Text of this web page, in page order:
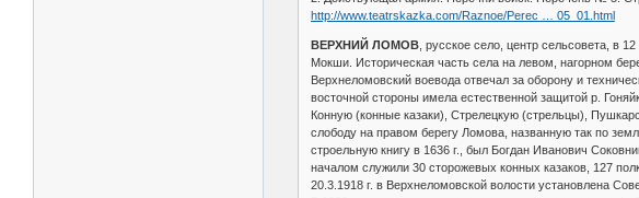
http://www.teatrskazka.com/Raznoe/Perec … 05_01.html
ВЕРХНИЙ ЛОМОВ, русское село, центр сельсовета, в
Мокши. Историческая часть села на левом, нагорном
Верхнеломовский воевода отвечал за оборону и
восточной стороны имела естественной защитой р.
Конную (конные казаки), Стрелецкую (стрельцы),
слободу на правом берегу Ломова, названную так по
строельную книгу в 1636 г., был Богдан Иванович
началом служили 30 сторожевых конных казаков, 127
20.3.1918 г. в Верхнеломовской волости установлена